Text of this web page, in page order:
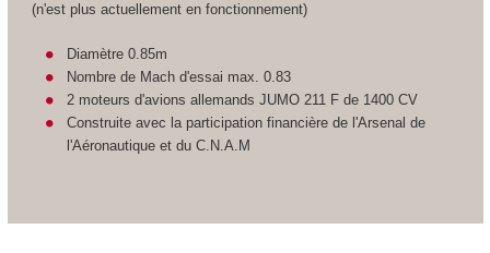
(n'est plus actuellement en fonctionnement)
Diamètre 0.85m
Nombre de Mach d'essai max. 0.83
2 moteurs d'avions allemands JUMO 211 F de 1400 CV
Construite avec la participation financière de l'Arsenal de
l'Aéronautique et du C.N.A.M